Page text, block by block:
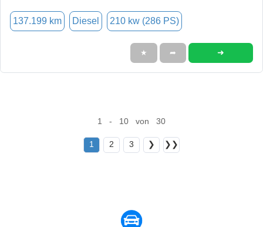
137.199 km Diesel 210 kw (286 PS)
★ ➦ ➜
1 - 10 von 30
1 2 3 ❯ ❯❯